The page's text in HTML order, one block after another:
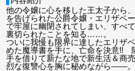
他の令嬢に心を移した王太子から
を告げられた公爵令嬢・エリザベ
で牢屋に幽閉されてしまい、すべ
裏切られたことを知る……。
ついに我慢も限界に達したエリザ
めた魔導書を手に、亡命を決意!!
手を借りて新たな地で新生活＆商
烈な復讐心を胸に秘めながら――。